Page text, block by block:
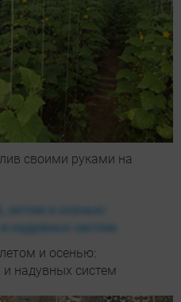
своими руками на
и осенью:
надувных систем